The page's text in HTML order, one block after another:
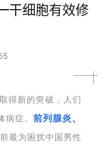
干细胞有效修
得新的突破，人们
病症。前列腺炎、
最为困扰中国男性